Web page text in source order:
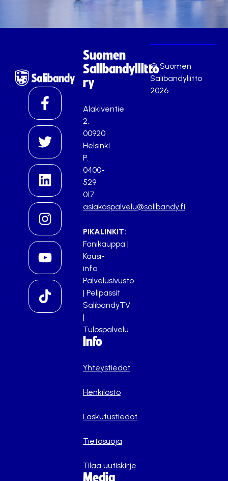
Suomen
Salibandyliitto
ry
Alakiventie
2,
00920
Helsinki
P.
0400-
529
017
asiakaspalvelu@salibandy.fi
PIKALINKIT:
Fanikauppa |
Kausi-
info
Palvelusivusto
| Pelipassit
SalibandyTV
|
Tulospalvelu
Info
Yhteystiedot
Henkilöstö
Laskutustiedot
Tietosuoja
Tilaa uutiskirje
Media
© Suomen
Salibandyliitto
2026